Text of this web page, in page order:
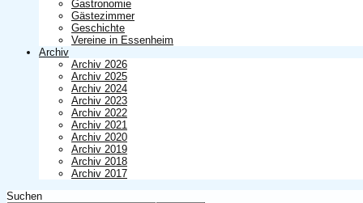
Gastronomie
Gästezimmer
Geschichte
Vereine in Essenheim
Archiv
Archiv 2026
Archiv 2025
Archiv 2024
Archiv 2023
Archiv 2022
Archiv 2021
Archiv 2020
Archiv 2019
Archiv 2018
Archiv 2017
Suchen